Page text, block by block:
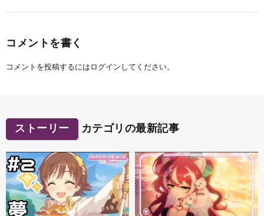
コメントを書く
コメントを投稿するには ログイン してください。
ストーリー カテゴリの最新記事